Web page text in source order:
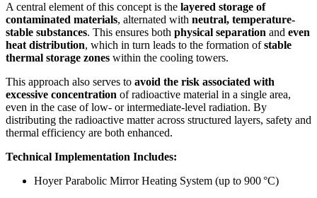
A central element of this concept is the layered storage of
contaminated materials, alternated with neutral, temperature-
stable substances. This ensures both physical separation and even
heat distribution, which in turn leads to the formation ofstable
thermal storage zones within the cooling towers.
This approach also serves to avoid the risk associated with
excessive concentration of radioactive material in a single area,
even in the case of low- or intermediate-level radiation. By
distributing the radioactive matter across structured layers, safety and
thermal efficiency are both enhanced.
Technical Implementation Includes:
Hoyer Parabolic Mirror Heating System (up to 900 °C)